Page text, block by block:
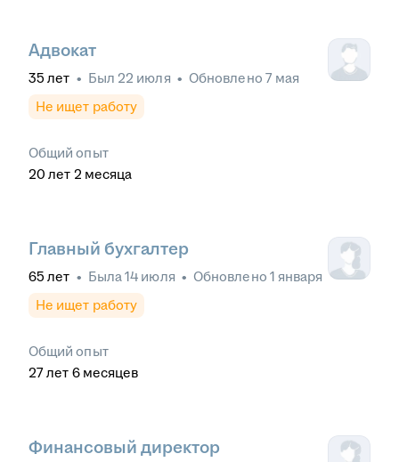
Адвокат
35 лет • Был 22 июля • Обновлено 7 мая
Не ищет работу
Общий опыт
20 лет 2 месяца
Главный бухгалтер
65 лет • Была14 июля • Обновлено 1 января
Не ищет работу
Общий опыт
27лет 6 месяцев
Финансовый директор